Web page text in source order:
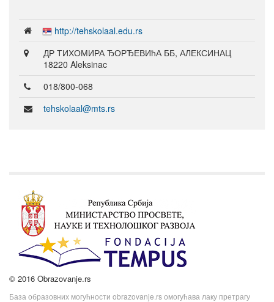
http://tehskolaal.edu.rs
ДР ТИХОМИРА ЂОРЂЕВИћА ББ, АЛЕКСИНАЦ
18220 Aleksinac
018/800-068
tehskolaal@mts.rs
© 2016 Obrazovanje.rs
База образовних могућности obrazovanje.rs омогућава лаку претрагу